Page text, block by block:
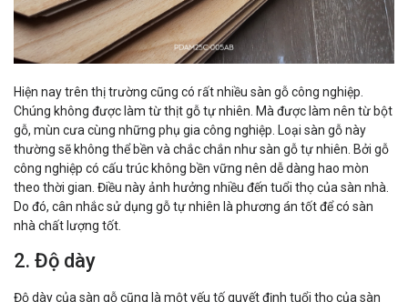
Hiện nay trên thị trường cũng có rất nhiều sàn gỗ công nghiệp.
Chúng không được làm từ thịt gỗ tự nhiên. Mà được làm nên từ bột
gỗ, mùn cưa cùng những phụ gia công nghiệp. Loại sàn gỗ này
thường sẽ không thể bền và chắc chắn như sàn gỗ tự nhiên. Bởi gỗ
công nghiệp có cấu trúc không bền vững nên dễ dàng hao mòn
theo thời gian. Điều này ảnh hưởng nhiều đến tuổi thọ của sàn nhà.
Do đó, cân nhắc sử dụng gỗ tự nhiên là phương án tốt để có sàn
nhà chất lượng tốt.
2. Độ dày
Độ dày của sàn gỗ cũng là một yếu tố quyết định tuổi thọ của sàn